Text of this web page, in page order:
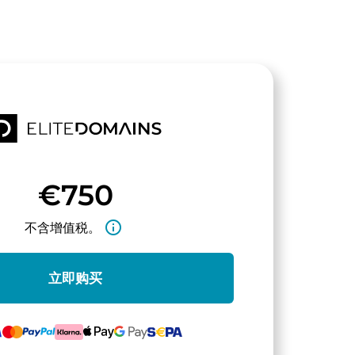
€750
不含增值税。 info_outline
立即购买